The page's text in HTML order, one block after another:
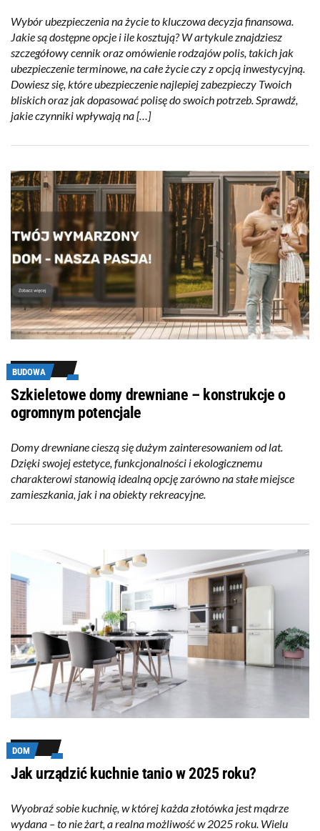
Wybór ubezpieczenia na życie to kluczowa decyzja finansowa.
Jakie są dostępne opcje i ile kosztują? W artykule znajdziesz
szczegółowy cennik oraz omówienie rodzajów polis, takich jak
ubezpieczenie terminowe, na całe życie czy z opcją inwestycyjną.
Dowiesz się, które ubezpieczenie najlepiej zabezpieczy Twoich
bliskich oraz jak dopasować polisę do swoich potrzeb. Sprawdź,
jakie czynniki wpływają na […]
BUDOWA
Szkieletowe domy drewniane – konstrukcje o
ogromnym potencjale
Domy drewniane cieszą się dużym zainteresowaniem od lat.
Dzięki swojej estetyce, funkcjonalności i ekologicznemu
charakterowi stanowią idealną opcję zarówno na stałe miejsce
zamieszkania, jak i na obiekty rekreacyjne.
DOM
Jak urządzić kuchnie tanio w 2025 roku?
Wyobraź sobie kuchnię, w której każda złotówka jest mądrze
wydana – to nie żart, a realna możliwość w 2025 roku. Wielu